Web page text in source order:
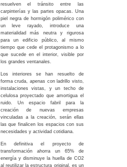
resuelven el tránsito entre las
carpinterías y las partes opacas. Una
piel negra de hormigón polimérico con
un leve rayado, introduce una
materialidad más neutra y rigurosa
para un edificio público, al mismo
tiempo que cede el protagonismo a lo
que sucede en el interior, visible por
los grandes ventanales.
Los interiores se han resuelto de
forma cruda, apenas con ladrillo visto,
instalaciones vistas, y un techo de
celulosa proyectado que amortigua el
ruido. Un espacio fabril para la
creación de nuevas empresas
vinculadas a la creación, serán ellas
las que finalicen los espacios con sus
necesidades y actividad cotidiana.
En definitiva el proyecto de
transformación ahorra un 65% de
energía y disminuye la huella de CO2
al reutilizar la estructura original, es un